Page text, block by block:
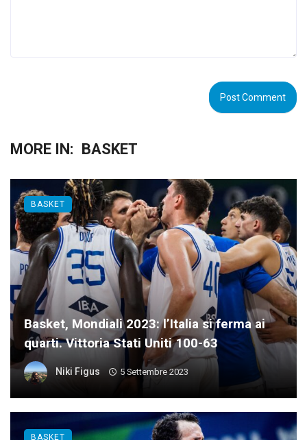
MORE IN: BASKET
Basket, Mondiali 2023: l’Italia si ferma ai
quarti. Vittoria Stati Uniti 100-63
Niki Figus 5 Settembre 2023
BASKET
BASKET